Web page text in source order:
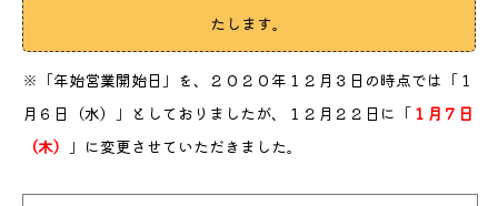
たします。
※「年始営業開始日」を、２０２０年１２月３日の時点では「１
月６日（水）」としておりましたが、１２月２２日に「 １月７日
（木）
」に変更させていただきました。